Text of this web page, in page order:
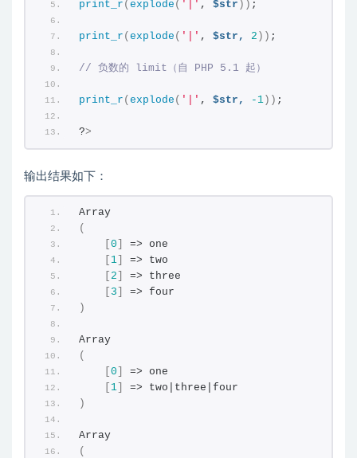
print_r ( explode ( '|' , $str )) ;
print_r ( explode ( '|' , $str, 2 )) ;
// 负数的 limit（自 PHP 5.1 起）
print_r ( explode ( '|' , $str, -1 )) ;
?>
输出结果如下：
Array
(
0
=> one
1
=> two
2
=> three
3
=> four
)
Array
(
0
=> one
1
=> two|three|four
)
Array
(